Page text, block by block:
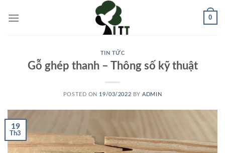
0
TIN TỨC
Gỗ ghép thanh – Thông số kỹ thuật
POSTED ON 19/03/2022 BYADMIN
19
Th3